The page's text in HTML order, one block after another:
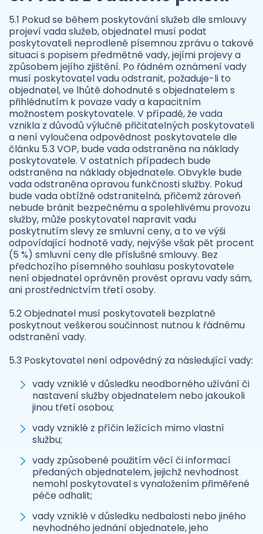
5.1 Pokud se během poskytování služeb dle smlouvy
projeví vada služeb, objednatel musí podat
poskytovateli neprodleně písemnou zprávu o takové
situaci s popisem předmětné vady, jejími projevy a
způsobem jejího zjištění. Po řádném oznámení vady
musí poskytovatel vadu odstranit, požaduje-li to
objednatel, ve lhůtě dohodnuté s objednatelem s
přihlédnutím k povaze vady a kapacitním
možnostem poskytovatele. V případě, že vada
vznikla z důvodů výlučně přičitatelných poskytovateli
a není vyloučena odpovědnost poskytovatele dle
článku 5.3 VOP, bude vada odstraněna na náklady
poskytovatele. V ostatních případech bude
odstraněna na náklady objednatele. Obvykle bude
vada odstraněna opravou funkčnosti služby. Pokud
bude vada obtížně odstranitelná, přičemž zároveň
nebude bránit bezpečnému a spolehlivému provozu
služby, může poskytovatel napravit vadu
poskytnutím slevy ze smluvní ceny, a to ve výši
odpovídající hodnotě vady, nejvýše však pět procent
(5 %) smluvní ceny dle příslušné smlouvy. Bez
předchozího písemného souhlasu poskytovatele
není objednatel oprávněn provést opravu vady sám,
ani prostřednictvím třetí osoby.
5.2 Objednatel musí poskytovateli bezplatně
poskytnout veškerou součinnost nutnou k řádnému
odstranění vady.
5.3 Poskytovatel není odpovědný za následující vady:
vady vzniklé v důsledku neodborného užívání či
nastavení služby objednatelem nebo jakoukoli
jinou třetí osobou;
vady vzniklé z příčin ležících mimo vlastní
službu;
vady způsobené použitím věcí či informací
předaných objednatelem, jejichž nevhodnost
nemohl poskytovatel s vynaložením přiměřené
péče odhalit;
vady vzniklé v důsledku nedbalosti nebo jiného
nevhodného jednání objednatele, jeho